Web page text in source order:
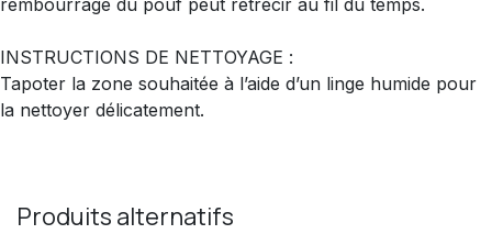
INSTRUCTIONS DE NETTOYAGE :
Tapoter la zone souhaitée à l’aide d’un linge humide pour
la nettoyer délicatement.
Produits alternatifs